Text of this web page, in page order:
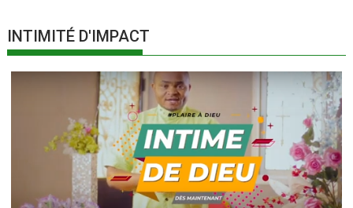
INTIMITÉ D'IMPACT